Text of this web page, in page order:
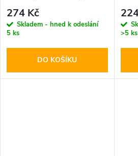
274 Kč
Skladem - hned k odeslání
5 ks
DO KOŠÍKU
>5 ks